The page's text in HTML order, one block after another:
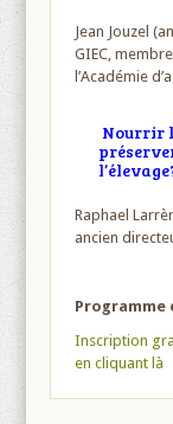
Jean Jouzel
GIEC,
l’Académie
Nourrir
Raphael
ancien
Programme
Inscription
en cliquant là